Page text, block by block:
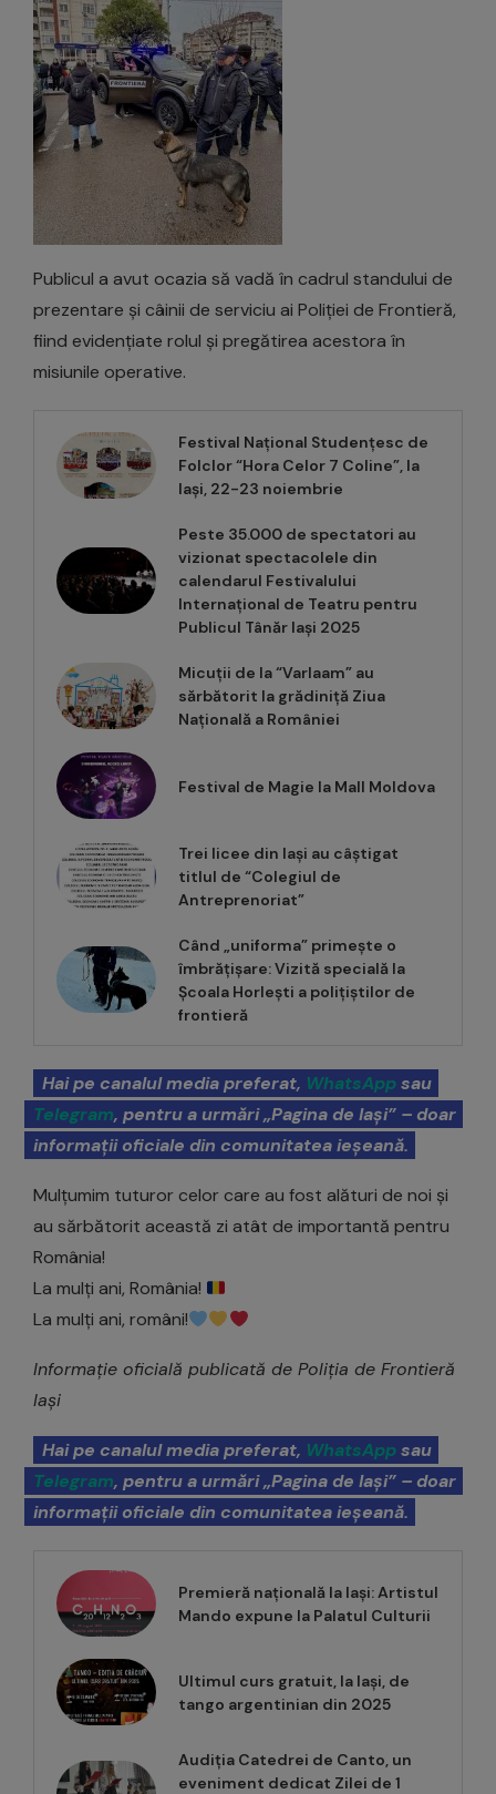
Publicul a avut ocazia să vadă în cadrul standului de
prezentare și câinii de serviciu ai Poliției de Frontieră,
fiind evidențiate rolul și pregătirea acestora în
misiunile operative.
Festival Național Studențesc de
Folclor “Hora Celor 7 Coline”, la
Iași, 22-23 noiembrie
Peste 35.000 de spectatori au
vizionat spectacolele din
calendarul Festivalului
Internațional de Teatru pentru
Publicul Tânăr Iași 2025
Micuții de la “Varlaam” au
sărbătorit la grădiniță Ziua
Națională a României
Festival de Magie la Mall Moldova
Trei licee din Iași au câștigat
titlul de “Colegiul de
Antreprenoriat”
Când „uniforma” primește o
îmbrățișare: Vizită specială la
Școala Horlești a polițiștilor de
frontieră
Hai pe canalul media preferat, WhatsAppsau
Telegram, pentru a urmări „Pagina de Iași” – doar
informații oficiale din comunitatea ieșeană.
Mulțumim tuturor celor care au fost alături de noi și
au sărbătorit această zi atât de importantă pentru
România!
La mulți ani, România!
La mulți ani, români!
Informație oficială publicată de Poliția de Frontieră
Iași
Hai pe canalul media preferat, WhatsAppsau
Telegram, pentru a urmări „Pagina de Iași” – doar
informații oficiale din comunitatea ieșeană.
Premieră națională la Iași: Artistul
Mando expune la Palatul Culturii
Ultimul curs gratuit, la Iași, de
tango argentinian din 2025
Audiția Catedrei de Canto, un
eveniment dedicat Zilei de 1